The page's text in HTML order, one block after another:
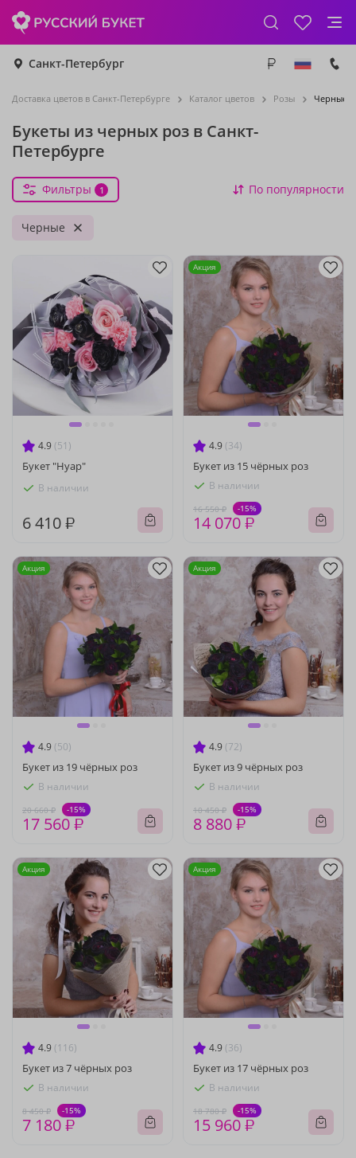
Санкт-Петербург
Доставка цветов в Санкт-Петербурге Каталог цветов Розы Черные
Букеты из черных роз в Санкт-
Петербурге
Фильтры 1 По популярности
Черные
4.9 (51)
Букет "Нуар"
В наличии
6 410 ₽
4.9 (34)
Букет из 15 чёрных роз
В наличии
16 550 ₽ -15%
14 070 ₽
Акция
4.9 (50)
Букет из 19 чёрных роз
В наличии
20 660 ₽ -15%
17 560 ₽
Акция
4.9 (72)
Букет из 9 чёрных роз
В наличии
10 450 ₽ -15%
8 880 ₽
Акция
4.9 (116)
Букет из 7 чёрных роз
В наличии
8 450 ₽ -15%
7 180 ₽
Акция
4.9 (36)
Букет из 17 чёрных роз
В наличии
18 780 ₽ -15%
15 960 ₽
Акция